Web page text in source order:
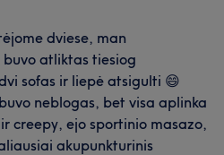
dviese, man
atliktas tiesiog
sofas ir liepė atsigulti 😄
neblogas, bet visa aplinka
creepy, ejo sportinio masazo,
akupunkturinis